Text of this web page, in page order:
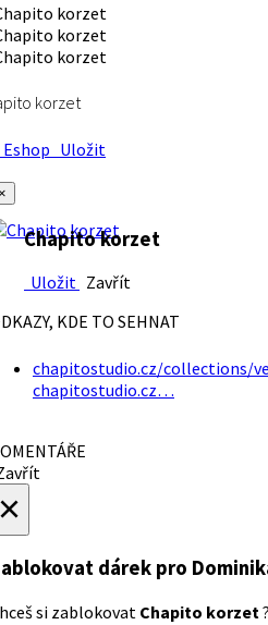
korzet
Uložit
Chapito korzet
Uložit Zavřít
KDE TO SEHNAT
chapitostudio.cz/collections/
chapitostudio.cz…
dárek pro
si zablokovat Chapito korzet?